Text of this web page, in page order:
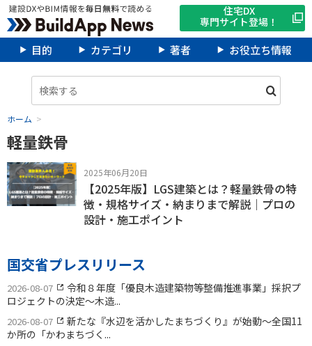
住宅DX
専門サイト登場！
目的 カテゴリ 著者 お役立ち情報
ホーム
軽量鉄骨
2025年06月20日
【2025年版】LGS建築とは？軽量鉄骨の特
徴・規格サイズ・納まりまで解説｜プロの
設計・施工ポイント
国交省プレスリリース
2026-08-07
令和８年度「優良木造建築物等整備推進事業」採択プ
ロジェクトの決定〜木造...
2026-08-07
新たな『水辺を活かしたまちづくり』が始動〜全国11
か所の「かわまちづく...